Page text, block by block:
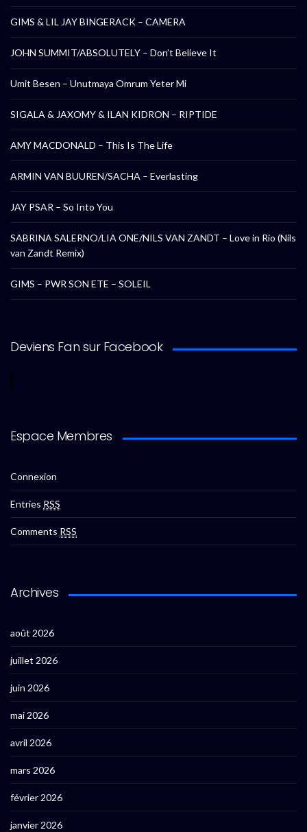
GIMS & LIL JAY BINGERACK – CAMERA
JOHN SUMMIT/ABSOLUTELY – Don’t Believe It
Umit Besen – Unutmaya Omrum Yeter Mi
SIGALA & JAXOMY & ILAN KIDRON – RIPTIDE
AMY MACDONALD – This Is The Life
ARMIN VAN BUUREN/SACHA – Everlasting
JAY PSAR – So Into You
SABRINA SALERNO/LIA ONE/NILS VAN ZANDT – Love in Rio (Nils
van Zandt Remix)
GIMS – PWR SON ETE – SOLEIL
Deviens Fan sur Facebook
Espace Membres
Connexion
Entries RSS
Comments RSS
Archives
août 2026
juillet 2026
juin 2026
mai 2026
avril 2026
mars 2026
février 2026
janvier 2026